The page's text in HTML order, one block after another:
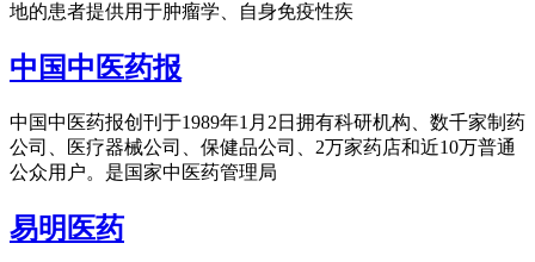
地的患者提供用于肿瘤学、自身免疫性疾
中国中医药报
中国中医药报创刊于1989年1月2日拥有科研机构、数千家制药
公司、医疗器械公司、保健品公司、2万家药店和近10万普通
公众用户。是国家中医药管理局
易明医药